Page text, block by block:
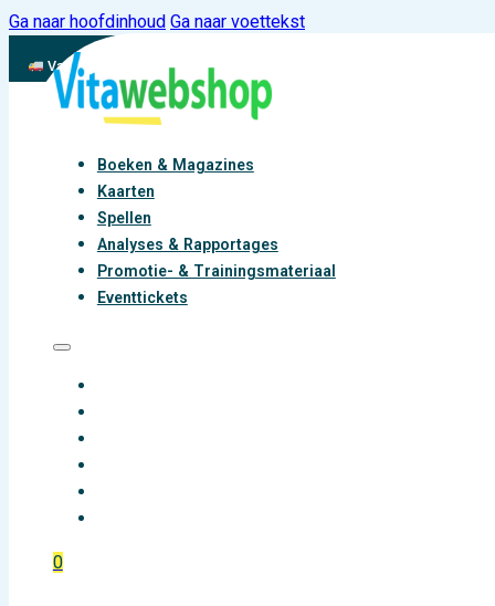
Ga naar hoofdinhoud Ga naar voettekst
Vandaag besteld, binnen 2-3 werkdagen aan de slag met vitaliteit
Boeken & Magazines
Kaarten
Spellen
Analyses & Rapportages
Promotie- & Trainingsmateriaal
Eventtickets
0
Over ons